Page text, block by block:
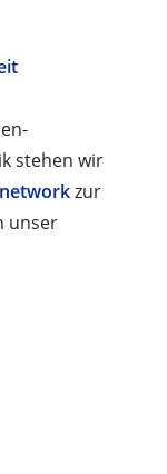
stehen wir
zur
unser